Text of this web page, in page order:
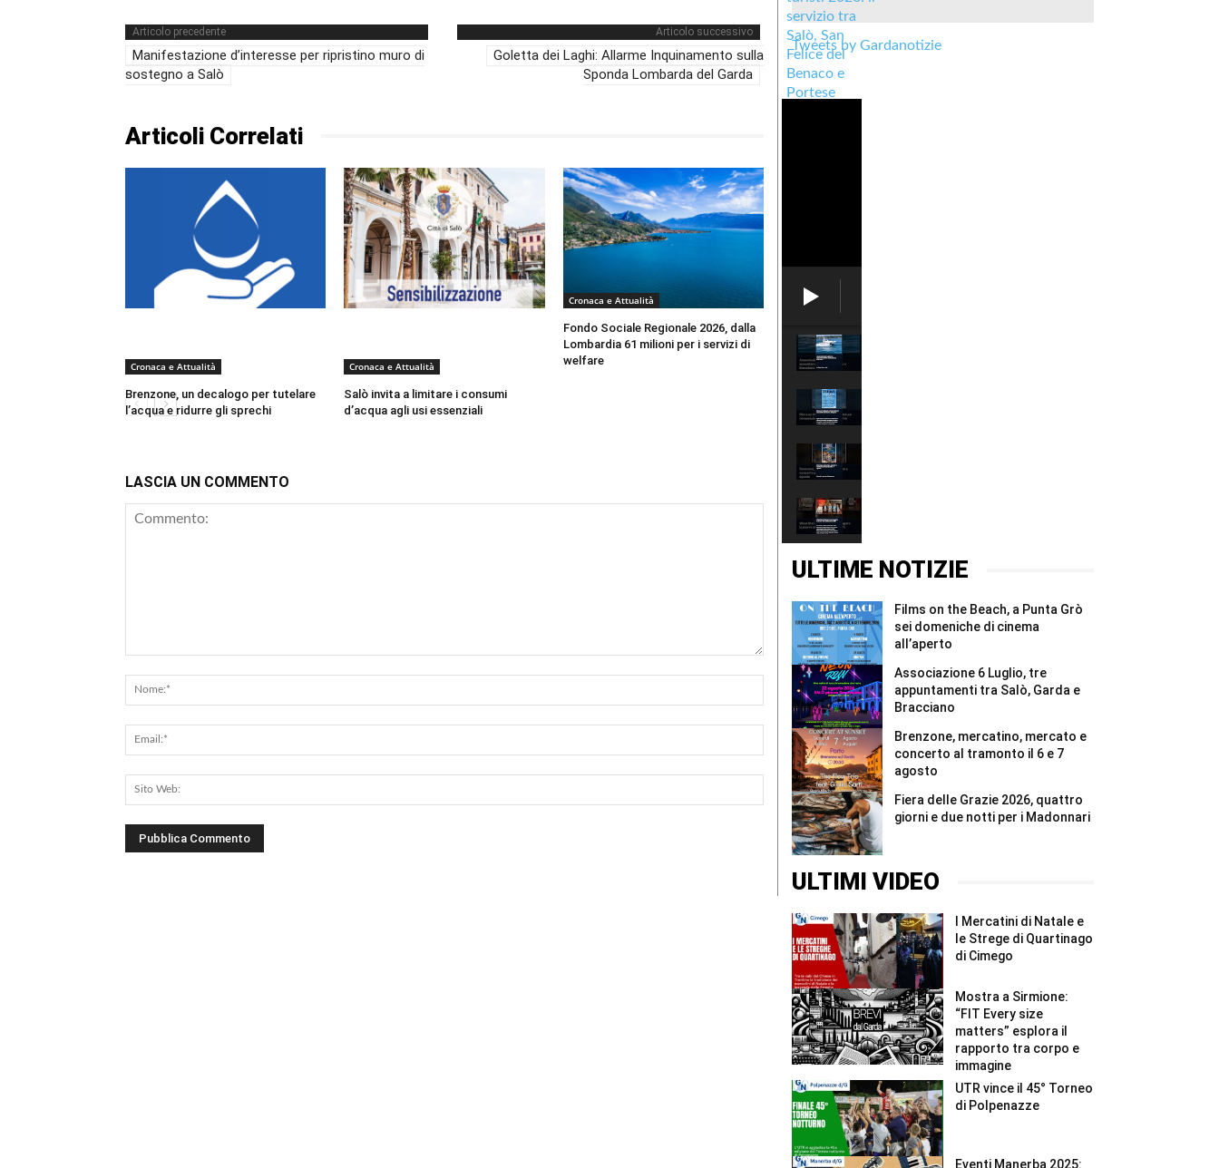
Articolo precedente
Manifestazione d’interesse per ripristino muro di
sostegno a Salò
Articolo successivo
Goletta dei Laghi: Allarme Inquinamento sulla
Sponda Lombarda del Garda
Articoli Correlati
Cronaca e Attualità
Brenzone, un decalogo per tutelare
l’acqua e ridurre gli sprechi
Cronaca e Attualità
Salò invita a limitare i consumi
d’acqua agli usi essenziali
Cronaca e Attualità
Fondo Sociale Regionale 2026, dalla
Lombardia 61 milioni per i servizi di
welfare
LASCIA UN COMMENTO
Nome:*
Email:*
Web:
Tweets by Gardanotizie
#Shorts
6
agosto
#Shorts
l’arte
inaugura
nuova
vita
del
bunker
di
Affi
#Shorts
ULTIME NOTIZIE
Films on the Beach, a Punta Grò
sei domeniche di cinema
all’aperto
Associazione 6 Luglio, tre
appuntamenti tra Salò, Garda e
Bracciano
Brenzone, mercatino, mercato e
concerto al tramonto il 6 e 7
agosto
Fiera delle Grazie 2026, quattro
giorni e due notti per i Madonnari
ULTIMI VIDEO
I Mercatini di Natale e
le Strege di Quartinago
di Cimego
Mostra a Sirmione:
“FIT Every size
matters” esplora il
rapporto tra corpo e
immagine
UTR vince il 45° Torneo
di Polpenazze
Eventi Manerba 2025: